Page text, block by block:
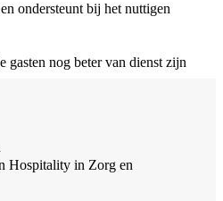
ondersteunt bij het nuttigen
gasten nog beter van dienst zijn
Hospitality in Zorg en